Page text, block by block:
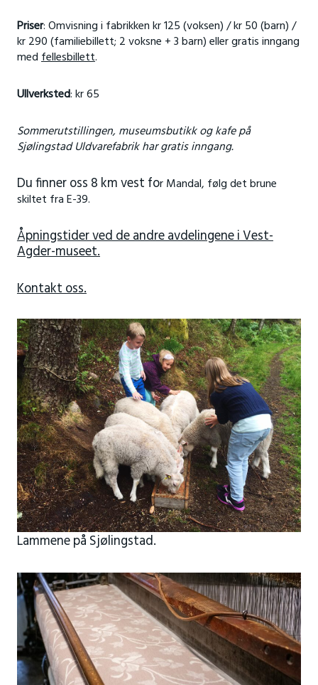
Priser: Omvisning i fabrikken kr 125 (voksen) / kr 50 (barn) /
kr 290 (familiebillett; 2 voksne + 3 barn) eller gratis inngang
medfellesbillett.
Ullverksted: kr 65
Sommerutstillingen, museumsbutikk og kafe på
Sjølingstad Uldvarefabrik har gratis inngang.
Du finner oss 8 km vest for Mandal, følg det brune
skiltet fra E-39.
Åpningstider ved de andre avdelingene i Vest-
Agder-museet.
Kontakt oss.
Lammene på Sjølingstad.